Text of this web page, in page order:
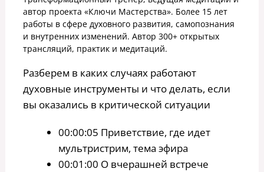
автор проекта «Ключи Мастерства». Более 15 лет
работы в сфере духовного развития, самопознания
и внутренних изменений. Автор 300+ открытых
трансляций, практик и медитаций.
Разберем в каких случаях работают
духовные инструменты и что делать, если
вы оказались в критической ситуации
00:00:05 Приветствие, где идет
мультристрим, тема эфира
00:01:00 О вчерашней встрече